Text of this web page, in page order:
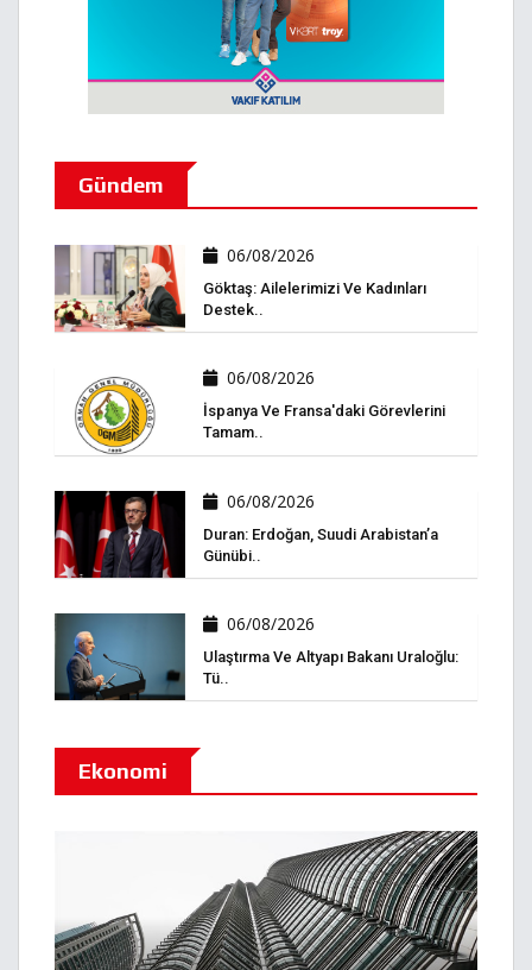
Gündem
06/08/2026
Göktaş: Ailelerimizi Ve Kadınları
Destek..
06/08/2026
İspanya Ve Fransa'daki Görevlerini
Tamam..
06/08/2026
Duran: Erdoğan, Suudi Arabistan’a
Günübi..
06/08/2026
Ulaştırma Ve Altyapı Bakanı Uraloğlu:
Tü..
Ekonomi